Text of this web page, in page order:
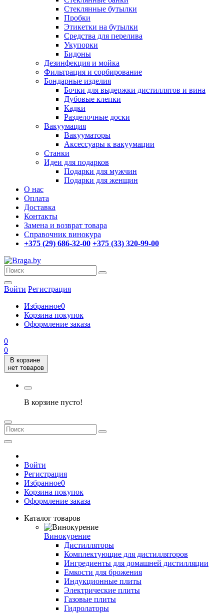
Стеклянные бутылки
Пробки
Этикетки на бутылки
Средства для перелива
Укупорки
Бидоны
Дезинфекция и мойка
Фильтрация и сорбирование
Бондарные изделия
Бочки для выдержки дистиллятов и вина
Дубовые клепки
Кадки
Разделочные доски
Вакуумация
Вакууматоры
Аксессуары к вакуумации
Станки
Идеи для подарков
Подарки для мужчин
Подарки для женщин
О нас
Оплата
Доставка
Контакты
Замена и возврат товара
Справочник винокура
+375 (29) 686-32-00 +375 (33) 320-99-00
Войти Регистрация
Избранное0
Корзина покупок
Оформление заказа
0
0
В корзине
нет товаров
В корзине пусто!
Войти
Регистрация
Избранное0
Корзина покупок
Оформление заказа
Каталог товаров
Винокурение
Дистилляторы
Комплектующие для дистилляторов
Ингредиенты для домашней дистилляции
Емкости для брожения
Индукционные плиты
Электрические плиты
Газовые плиты
Гидролаторы